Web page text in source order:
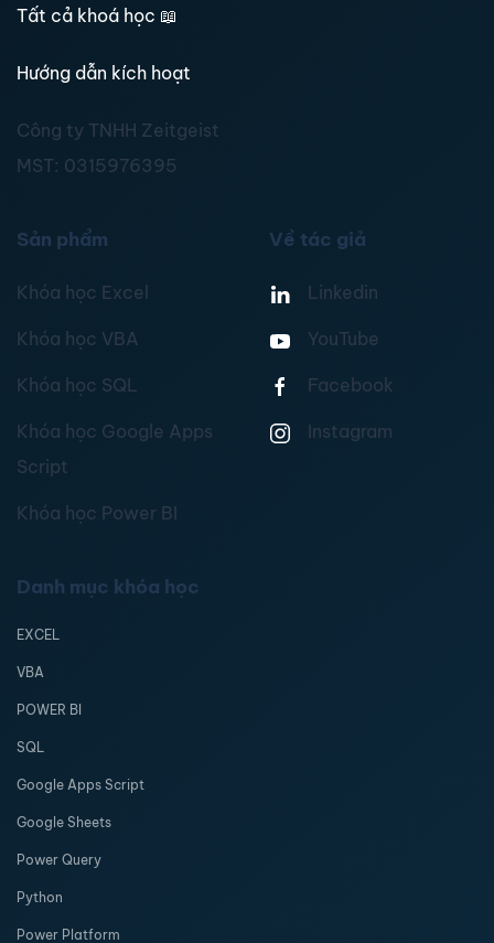
Tất cả khoá học 📖
Hướng dẫn kích hoạt
Công ty TNHH Zeitgeist
MST: 0315976395
Sản phẩm
Khóa học Excel
Khóa học VBA
Khóa học SQL
Khóa học Google Apps
Script
Khóa học Power BI
Về tác giả
Linkedin
YouTube
Facebook
Instagram
Danh mục khóa học
EXCEL
VBA
POWER BI
SQL
Google Apps Script
Google Sheets
Power Query
Python
Power Platform